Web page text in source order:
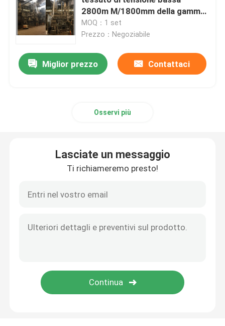
Macchina di Stenter dell'aria calda
macchina dello stenter del tessuto
Stampatrice rotatoria dello schermo
Asciugatrice del cilindro
2800m M/1800mm della gamma
di candeggio della corda ad alta
velocità
MOQ：1 set
Prezzo：Negoziabile
Miglior prezzo Contattaci
Osservi più
Lasciate un messaggio
Ti richiameremo presto!